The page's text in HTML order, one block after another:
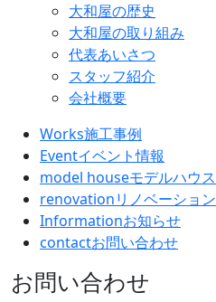
大和屋の歴史
大和屋の取り組み
代表あいさつ
スタッフ紹介
会社概要
Works施工事例
Eventイベント情報
model houseモデルハウス
renovationリノベーション
Informationお知らせ
contactお問い合わせ
お問い合わせ